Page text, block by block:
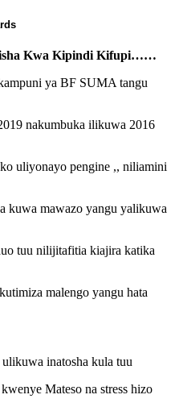
Kwa Kipindi Kifupi……
ya BF SUMA tangu
nakumbuka ilikuwa 2016
uliyonayo pengine ,, niliamini
kuwa mawazo yangu yalikuwa
tuu nilijitafitia kiajira katika
malengo yangu hata
inatosha kula tuu
Mateso na stress hizo